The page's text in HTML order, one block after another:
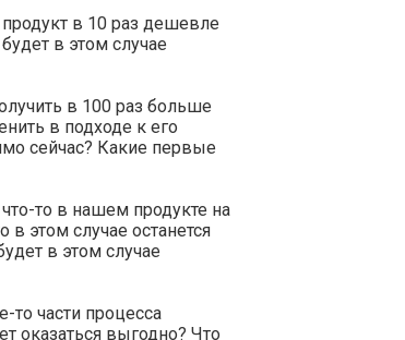
в 10 раз дешевле
в этом случае
в 100 раз больше
в подходе к его
сейчас? Какие первые
то в нашем продукте на
этом случае останется
в этом случае
части процесса
оказаться выгодно? Что